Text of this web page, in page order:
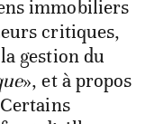
immobiliers
critiques,
gestion du
», et à propos